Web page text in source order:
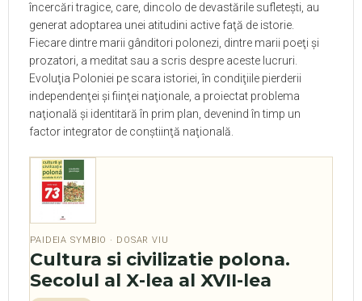
încercări tragice, care, dincolo de devastările sufleteşti, au
generat adoptarea unei atitudini active faţă de istorie.
Fiecare dintre marii gânditori polonezi, dintre marii poeţi şi
prozatori, a meditat sau a scris despre aceste lucruri.
Evoluţia Poloniei pe scara istoriei, în condiţiile pierderii
independenţei şi fiinţei naţionale, a proiectat problema
naţională şi identitară în prim plan, devenind în timp un
factor integrator de conştiinţă naţională.
PAIDEIA SYMBIO · DOSAR VIU
Cultura si civilizatie polona.
Secolul al X-lea al XVII-lea